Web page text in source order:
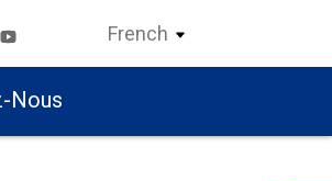
French
Nous